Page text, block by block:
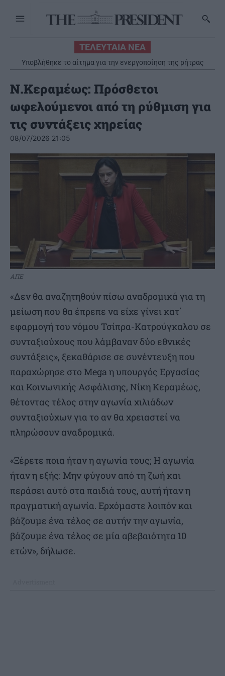
ΤΕΛΕΥΤΑΙΑ ΝΕΑ
Υποβλήθηκε το αίτημα για την ενεργοποίηση της ρήτρας
διαφυγής για την ενεργειακή ανθεκτικότητα
Ν.Κεραμέως: Πρόσθετοι
ωφελούμενοι από τη ρύθμιση για
τις συντάξεις χηρείας
08/07/2026 21:05
ΑΠΕ
«Δεν θα αναζητηθούν πίσω αναδρομικά για τη
μείωση που θα έπρεπε να είχε γίνει κατ΄
εφαρμογή του νόμου Τσίπρα-Κατρούγκαλου σε
συνταξιούχους που λάμβαναν δύο εθνικές
συντάξεις», ξεκαθάρισε σε συνέντευξη που
παραχώρησε στο Mega η υπουργός Εργασίας
και Κοινωνικής Ασφάλισης, Νίκη Κεραμέως,
θέτοντας τέλος στην αγωνία χιλιάδων
συνταξιούχων για το αν θα χρειαστεί να
πληρώσουν αναδρομικά.
«Ξέρετε ποια ήταν η αγωνία τους; Η αγωνία
ήταν η εξής: Mην φύγουν από τη ζωή και
περάσει αυτό στα παιδιά τους, αυτή ήταν η
πραγματική αγωνία. Ερχόμαστε λοιπόν και
βάζουμε ένα τέλος σε αυτήν την αγωνία,
βάζουμε ένα τέλος σε μία αβεβαιότητα 10
ετών», δήλωσε.